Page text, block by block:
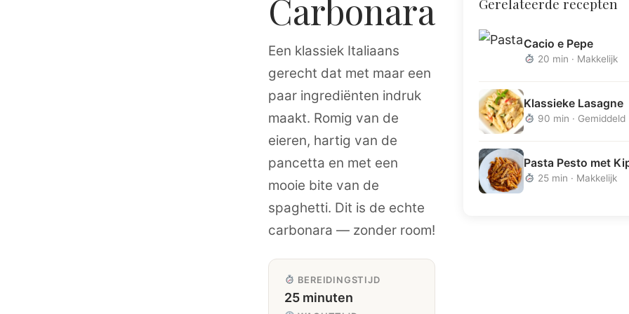
Carbonara
Een klassiek Italiaans
gerecht dat met maar een
paar ingrediënten indruk
maakt. Romig van de
eieren, hartig van de
pancetta en met een
mooie bite van de
spaghetti. Dit is de echte
carbonara — zonder room!
BEREIDINGSTIJD
25 minuten
Gerelateerde recepten
Cacio e Pepe
20 min · Makkelijk
Klassieke Lasagne
90 min · Gemiddeld
Pasta Pesto met
25 min · Makkelijk